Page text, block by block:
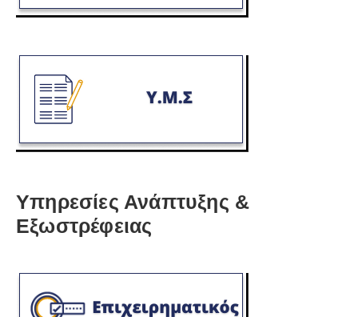
Υπηρεσίες Ανάπτυξης &
Εξωστρέφειας